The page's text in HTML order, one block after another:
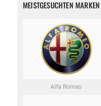
MEISTGESUCHTEN MARKEN
Alfa Romeo